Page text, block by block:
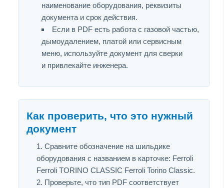
наименование оборудования, реквизиты
документа и срок действия.
Если в PDF есть работа с газовой частью,
дымоудалением, платой или сервисным
меню, используйте документ для сверки
и привлекайте инженера.
Как проверить, что это нужный
документ
Сравните обозначение на шильдике
оборудования с названием в карточке: Ferroli
Ferroli TORINO CLASSIC Ferroli Torino Classic.
Проверьте, что тип PDF соответствует